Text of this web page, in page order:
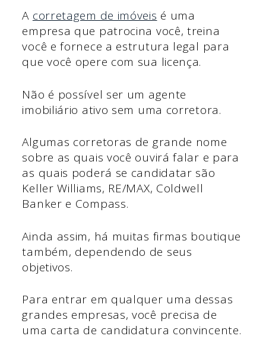
A corretagem de imóveis é uma
empresa que patrocina você, treina
você e fornece a estrutura legal para
que você opere com sua licença.
Não é possível ser um agente
imobiliário ativo sem uma corretora.
Algumas corretoras de grande nome
sobre as quais você ouvirá falar e para
as quais poderá se candidatar são
Keller Williams, RE/MAX, Coldwell
Banker e Compass.
Ainda assim, há muitas firmas boutique
também, dependendo de seus
objetivos.
Para entrar em qualquer uma dessas
grandes empresas, você precisa de
uma carta de candidatura convincente.